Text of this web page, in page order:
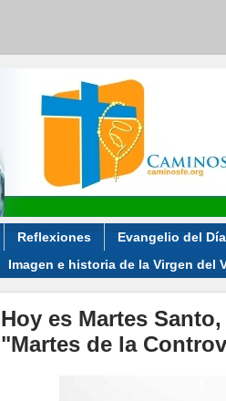
Reflexiones Evangelio del Día
Imagen e historia de la Virgen del
Hoy es Martes
"Martes de la